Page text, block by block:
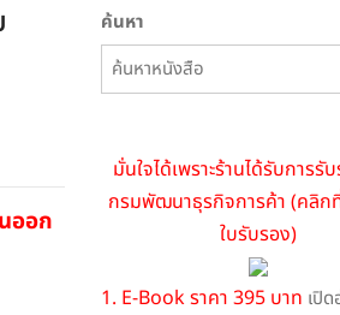
ออก
ค้นหา
มั่นใจได้เพราะร้านได้รับการรั
กรมพัฒนาธุรกิจการค้า (คลิก
ใบรับรอง)
1. E-Book ราคา 395 บาท เปิ